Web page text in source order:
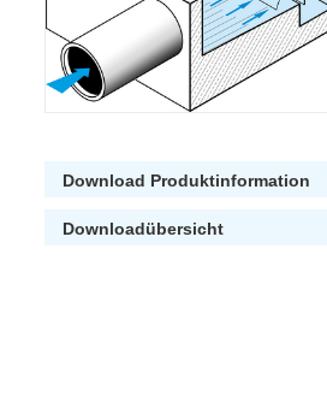
Download Produktinformation
Downloadübersicht